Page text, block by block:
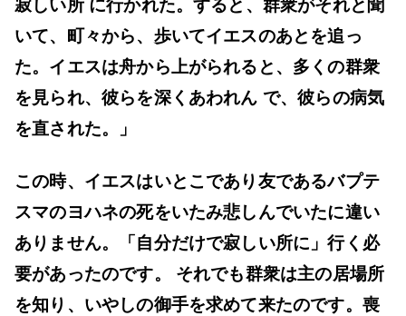
いて、町々から、歩いてイエスのあとを追っ
た。イエスは舟から上がられると、多くの群衆
を見られ、彼らを深くあわれん で、彼らの病気
を直された。」
この時、イエスはいとこであり友であるバプテ
スマのヨハネの死をいたみ悲しんでいたに違い
ありません。「自分だけで寂しい所に」行く必
要があったのです。 それでも群衆は主の居場所
を知り、いやしの御手を求めて来たのです。喪